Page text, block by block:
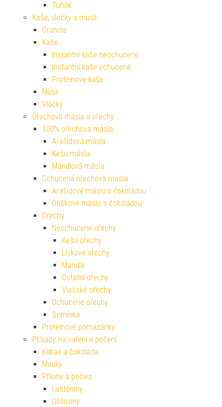
Tuňák
Kaše, vločky a müsli
Granola
Kaše
Instantní kaše neochucené
Instantní kaše ochucené
Proteinové kaše
Müsli
Vločky
Ořechová másla a ořechy
100% ořechová másla
Arašídová másla
Kešu másla
Mandlová másla
Ochucená ořechová másla
Arašídové máslo s čokoládou
Oříškové máslo s čokoládou
Ořechy
Neochucené ořechy
Kešu ořechy
Lískové ořechy
Mandle
Ostatní ořechy
Vlašské ořechy
Ochucené ořechy
Semínka
Proteinové pomazánky
Přísady na vaření a pečení
Kakao a čokoláda
Mouky
Přílohy a pečivo
Luštěniny
Obiloviny